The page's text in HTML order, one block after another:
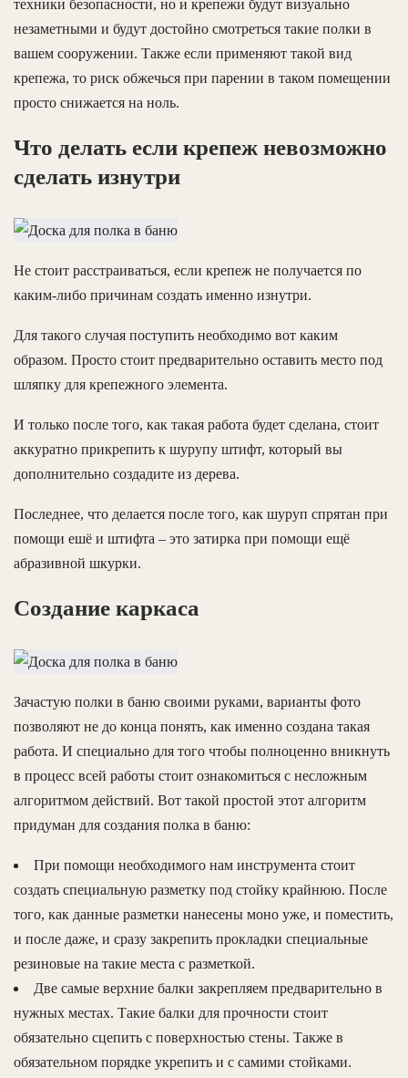
техники безопасности, но и крепежи будут визуально
незаметными и будут достойно смотреться такие полки в
вашем сооружении. Также если применяют такой вид
крепежа, то риск обжечься при парении в таком помещении
просто снижается на ноль.
Что делать если крепеж невозможно
сделать изнутри
Не стоит расстраиваться, если крепеж не получается по
каким-либо причинам создать именно изнутри.
Для такого случая поступить необходимо вот каким
образом. Просто стоит предварительно оставить место под
шляпку для крепежного элемента.
И только после того, как такая работа будет сделана, стоит
аккуратно прикрепить к шурупу штифт, который вы
дополнительно создадите из дерева.
Последнее, что делается после того, как шуруп спрятан при
помощи ешё и штифта – это затирка при помощи ещё
абразивной шкурки.
Создание каркаса
Зачастую полки в баню своими руками, варианты фото
позволяют не до конца понять, как именно создана такая
работа. И специально для того чтобы полноценно вникнуть
в процесс всей работы стоит ознакомиться с несложным
алгоритмом действий. Вот такой простой этот алгоритм
придуман для создания полка в баню:
При помощи необходимого нам инструмента стоит
создать специальную разметку под стойку крайнюю. После
того, как данные разметки нанесены моно уже, и поместить,
и после даже, и сразу закрепить прокладки специальные
резиновые на такие места с разметкой.
Две самые верхние балки закрепляем предварительно в
нужных местах. Такие балки для прочности стоит
обязательно сцепить с поверхностью стены. Также в
обязательном порядке укрепить и с самими стойками.